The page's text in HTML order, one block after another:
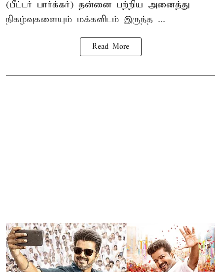
(பீட்டர் பார்க்கர்) தன்னை பற்றிய அனைத்து
நிகழ்வுகளையும் மக்களிடம் இருந்த ...
Read More